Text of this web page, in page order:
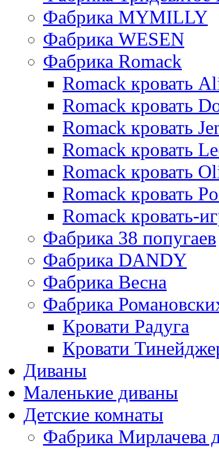
Фабрика MYMILLY
Фабрика WESEN
Фабрика Romack
Romack кровать
Romack кровать
Romack кровать
Romack кровать
Romack кровать
Romack кровать
Romack кровать-
Фабрика 38 попугаев
Фабрика DАNDY
Фабрика Весна
Фабрика
Кровати Радуга
Кровати
Диваны
Маленькие диваны
Детские комнаты
Фабрика Мирлачева